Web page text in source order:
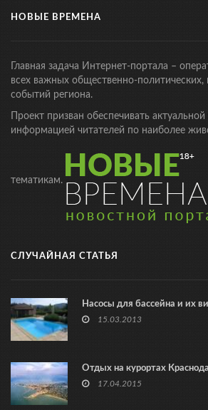
НОВЫЕ ВРЕМЕНА
Главная задача Интернет-портала –
всех важных общественно-политических,
событий региона.
Проект призван обеспечивать
информацией читателей по наиболее
тематикам.
СЛУЧАЙНАЯ СТАТЬЯ
Насосы для бассейна и их
15.03.2013
Отдых на курортах
17.04.2015